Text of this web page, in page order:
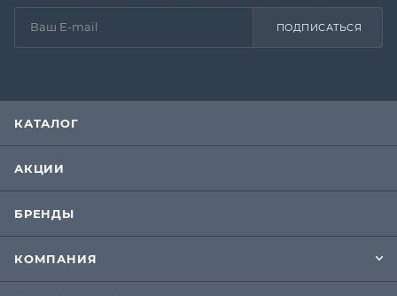
ПОДПИСАТЬСЯ
КАТАЛОГ
АКЦИИ
БРЕНДЫ
КОМПАНИЯ